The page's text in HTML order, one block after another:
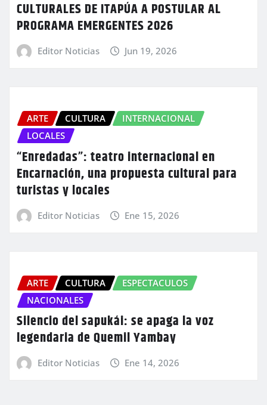
CULTURALES DE ITAPÚA A POSTULAR AL
PROGRAMA EMERGENTES 2026
Editor Noticias Jun 19, 2026
ARTE CULTURA
INTERNACIONAL
LOCALES
“Enredadas”: teatro internacional en
Encarnación, una propuesta cultural para
turistas y locales
Editor Noticias Ene 15, 2026
ARTE CULTURA
ESPECTACULOS
NACIONALES
Silencio del sapukái: se apaga la voz
legendaria de Quemil Yambay
Editor Noticias Ene 14, 2026